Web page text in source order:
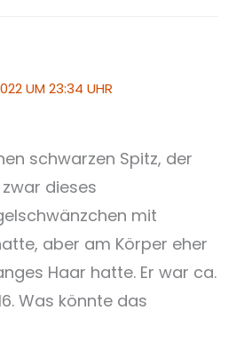
UM 23:34 UHR
schwarzen Spitz, der
dieses
mit
aber am Körper eher
Haar hatte. Er war ca.
Was könnte das